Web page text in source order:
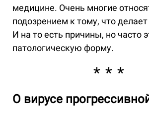
медицине. Очень многие
подозрением к тому, что делает
И на то есть причины, но часто
патологическую форму.
О вирусе